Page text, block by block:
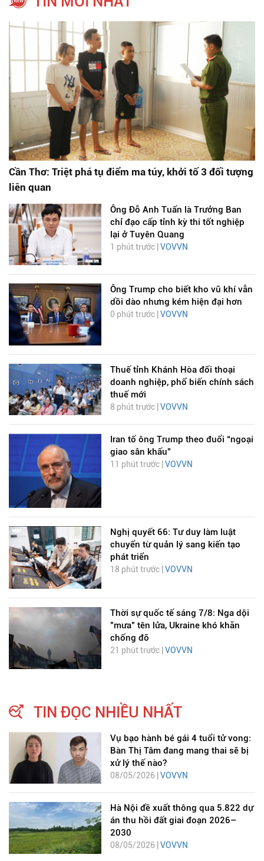
Cần Thơ: Triệt phá tụ điểm ma túy, khởi tố 3 đối tượng
liên quan
Ông Đỗ Anh Tuấn là Trưởng Ban
chỉ đạo cấp tỉnh kỳ thi tốt nghiệp
lại ở Tuyên Quang
1 phút trước | VOVVN
Ông Trump cho biết kho vũ khí vẫn
dồi dào nhưng kém hiện đại hơn
0 phút trước | VOVVN
Thuế tỉnh Khánh Hòa đối thoại
doanh nghiệp, phổ biến chính sách
thuế mới
8 phút trước |VOVVN
Iran tố ông Trump theo đuổi “ngoại
giao sân khấu”
11 phút trước | VOVVN
Nghị quyết 66: Tư duy làm luật
chuyển từ quản lý sang kiến tạo
phát triển
18 phút trước |VOVVN
Thời sự quốc tế sáng 7/8: Nga dội
"mưa" tên lửa, Ukraine khó khăn
chống đỡ
21 phút trước | VOVVN
TIN ĐỌC NHIỀU NHẤT
Vụ bạo hành bé gái 4 tuổi tử vong:
Bàn Thị Tâm đang mang thai sẽ bị
xử lý thế nào?
08/05/2026 |VOVVN
Hà Nội đề xuất thông qua 5.822 dự
án thu hồi đất giai đoạn 2026–
2030
08/05/2026 | VOVVN